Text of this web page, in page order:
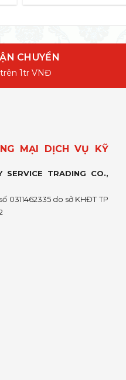
CHUYỂN
1tr VNĐ
MẠI DỊCH VỤ KỸ
SERVICE TRADING CO.,
0311462335 do sở KHĐT TP